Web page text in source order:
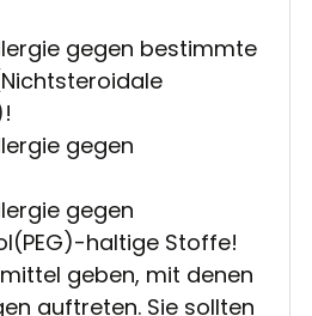
gegen bestimmte
gegen
gegen
haltige Stoffe!
geben, mit denen
auftreten. Sie sollten